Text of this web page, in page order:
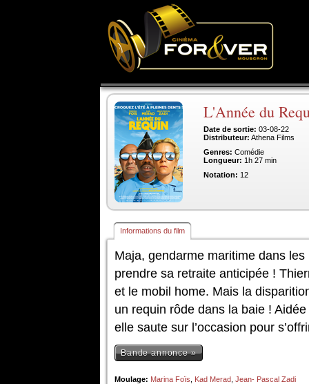
L'Année du
Date de sortie: 03-08-22
Distributeur: Athena Films
Genres: Comédie
Longueur: 1h 27 min
Notation: 12
Informations du film
Maja, gendarme maritime dans
prendre sa retraite anticipée !
et le mobil home. Mais la
un requin rôde dans la baie !
elle saute sur l’occasion pour
Bande annonce »
Moulage: Marina Foïs Kad Merad Jean- Pascal Zadi